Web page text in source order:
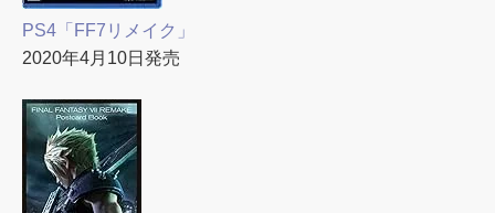
PS4「FF7リメイク」
2020年4月10日発売